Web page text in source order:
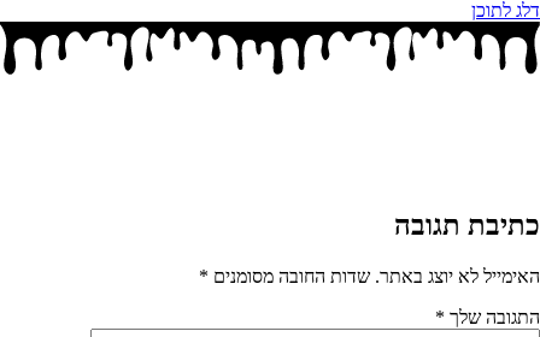
דלג לתוכן
כתיבת תגובה
האימייל לא יוצג באתר. שדות החובה מסומנים *
התגובה שלך *